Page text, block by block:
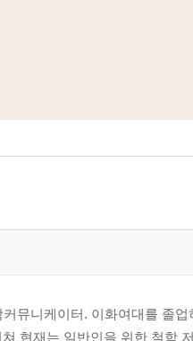
커뮤니케이터. 이화여대를 졸
현재는 일반인을 위한 철학